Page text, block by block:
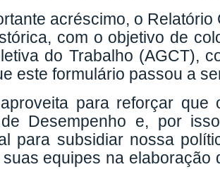
acréscimo, o
com o objetivo de
do Trabalho (AGCT),
este formulário passou a
para reforçar
Desempenho e, por
para subsidiar nossa
equipes na